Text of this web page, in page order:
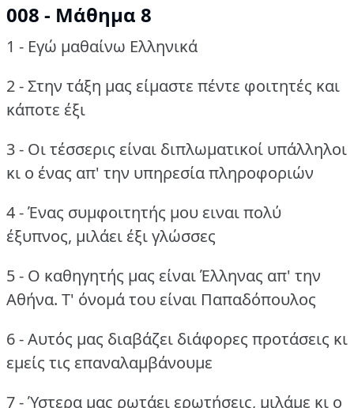
008 - Μάθημα 8
1 - Εγώ μαθαίνω Ελληνικά
2 - Στην τάξη μας είμαστε πέντε φοιτητές και
κάποτε έξι
3 - Οι τέσσερις είναι διπλωματικοί υπάλληλοι
κι ο ένας απ' την υπηρεσία πληροφοριών
4 - Ένας συμφοιτητής μου ειναι πολύ
έξυπνος, μιλάει έξι γλώσσες
5 - Ο καθηγητής μας είναι Έλληνας απ' την
Αθήνα. Τ' όνομά του είναι Παπαδόπουλος
6 - Αυτός μας διαβάζει διάφορες προτάσεις κι
εμείς τις επαναλαμβάνουμε
7 - Ύστερα μας ρωτάει ερωτήσεις, μιλάμε κι ο